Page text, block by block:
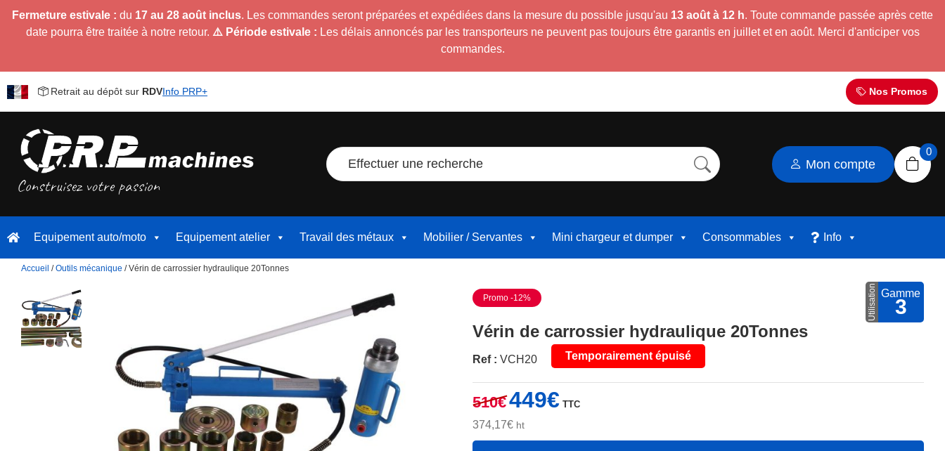
Fermeture estivale : du 17 au 28 août inclus. Les commandes seront préparées et expédiées dans la mesure du possible jusqu'au 13 août à 12 h. Toute commande passée après cette
date pourra être traitée à notre retour. ⚠️ Période estivale : Les délais annoncés par les transporteurs ne peuvent pas toujours être garantis en juillet et en août. Merci d'anticiper vos
commandes.
Retrait au dépôt sur RDVInfo PRP+ Nos Promos
Effectuer une recherche Mon compte
0
Equipement auto/moto Equipement atelier Travail des métaux Mobilier / Servantes Mini chargeur et dumper Consommables Info
Accueil /Outils mécanique / Vérin de carrossier hydraulique 20Tonnes
Promo -12%
Vérin de carrossier hydraulique 20Tonnes
Ref : VCH20 Temporairement épuisé
Utilisation Gamme
3
510€
Le
prix
initial
était :
449€prix
est :
TTC
374,17€ ht